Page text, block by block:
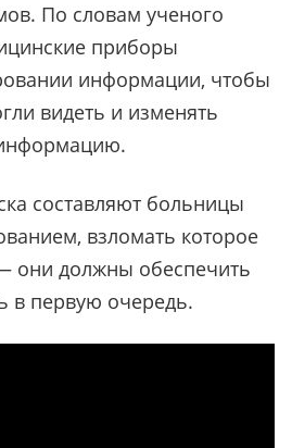
По словам ученого
приборы
информации, чтобы
видеть и изменять
составляют больницы
взломать которое
они должны обеспечить
в первую очередь.